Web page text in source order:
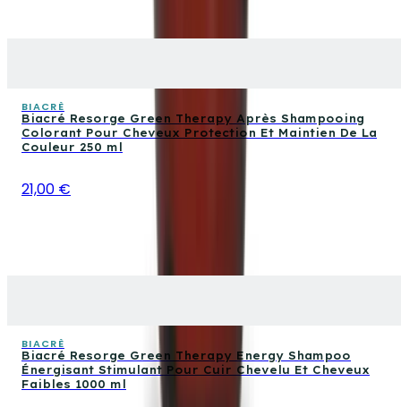
BIACRÈ
Biacré Resorge Green Therapy Après Shampooing
Colorant Pour Cheveux Protection Et Maintien De La
Couleur 250 ml
21,00 €
BIACRÈ
Biacré Resorge Green Therapy Energy Shampoo
Énergisant Stimulant Pour Cuir Chevelu Et Cheveux
Faibles 1000 ml